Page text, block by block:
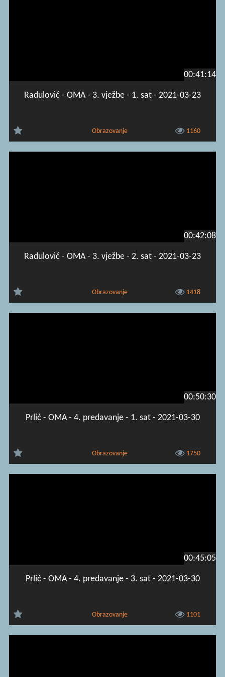
00:41:14
Radulović - OMA - 3. vježbe - 1. sat - 2021-03-23
Obrazovanje 1160
00:42:08
Radulović - OMA - 3. vježbe - 2. sat - 2021-03-23
Obrazovanje 1418
00:50:30
Prlić - OMA - 4. predavanje - 1. sat - 2021-03-30
Obrazovanje 1750
00:45:05
Prlić - OMA - 4. predavanje - 3. sat - 2021-03-30
Obrazovanje 1101